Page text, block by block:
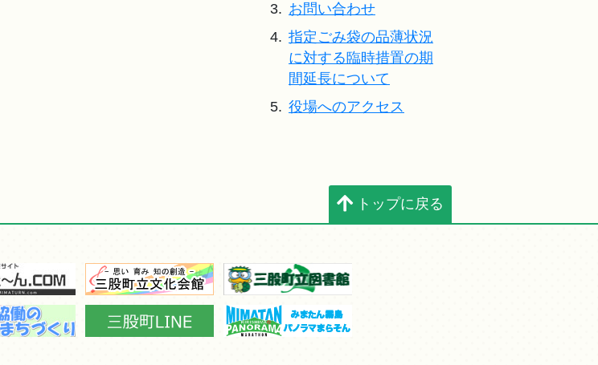
3. お問い合わせ
4. 指定ごみ袋の品薄状況
に対する臨時措置の期
間延長について
5. 役場へのアクセス
トップに戻る